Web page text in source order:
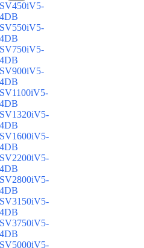
SV450iV5-
4DB
SV550iV5-
4DB
SV750iV5-
4DB
SV900iV5-
4DB
SV1100iV5-
4DB
SV1320iV5-
4DB
SV1600iV5-
4DB
SV2200iV5-
4DB
SV2800iV5-
4DB
SV3150iV5-
4DB
SV3750iV5-
4DB
SV5000iV5-